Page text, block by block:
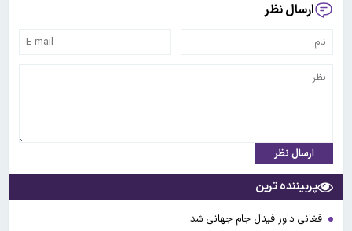
ارسال نظر
ارسال نظر
پربیننده ترین
فغانی داور فینال جام جهانی شد